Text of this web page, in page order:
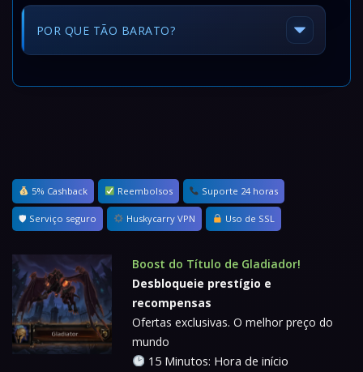
POR QUE TÃO BARATO?
5% Cashback Reembolsos Suporte 24 horas
🛡 Serviço seguro Huskycarry VPN Uso de SSL
Boost do Título de Gladiador!
Desbloqueie prestígio e
recompensas
Ofertas exclusivas. O melhor preço do
mundo
15 Minutos: Hora de início